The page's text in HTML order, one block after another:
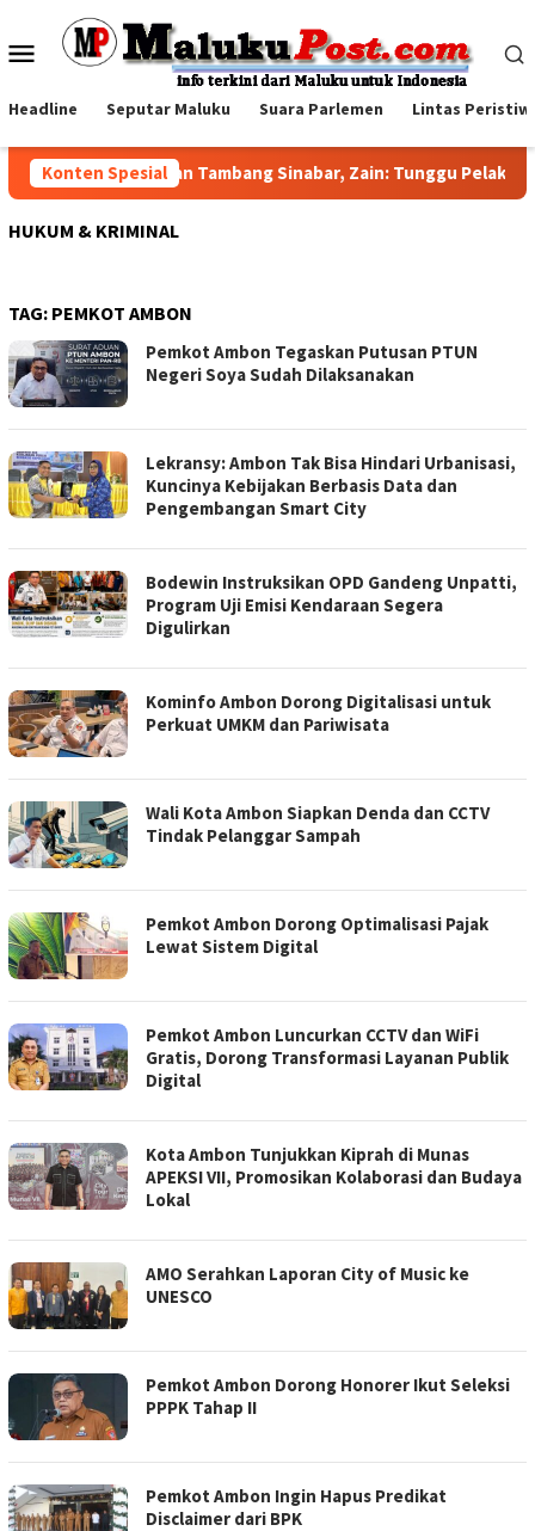
konten
Menu
Headline Seputar Maluku Suara Parlemen Lintas
Konten Spesial
Jawab Sorotan Tambang Sinabar, Zain: Tunggu
HUKUM & KRIMINAL
TAG: PEMKOT AMBON
Pemkot Ambon Tegaskan Putusan PTUN
Negeri Soya Sudah Dilaksanakan
Lekransy: Ambon Tak Bisa Hindari Urbanisasi,
Kuncinya Kebijakan Berbasis Data dan
Pengembangan Smart City
Bodewin Instruksikan OPD Gandeng Unpatti,
Program Uji Emisi Kendaraan Segera
Digulirkan
Kominfo Ambon Dorong Digitalisasi untuk
Perkuat UMKM dan Pariwisata
Wali Kota Ambon Siapkan Denda dan CCTV
Tindak Pelanggar Sampah
Pemkot Ambon Dorong Optimalisasi Pajak
Lewat Sistem Digital
Pemkot Ambon Luncurkan CCTV dan WiFi
Gratis, Dorong Transformasi Layanan Publik
Digital
Kota Ambon Tunjukkan Kiprah di Munas
APEKSI VII, Promosikan Kolaborasi dan Budaya
Lokal
AMO Serahkan Laporan City of Music ke
UNESCO
Pemkot Ambon Dorong Honorer Ikut Seleksi
PPPK Tahap II
Pemkot Ambon Ingin Hapus Predikat
Disclaimer dari BPK